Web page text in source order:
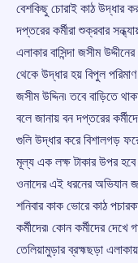
বেশকিছু চোরাই কাঠ উদ্ধার
দপ্তরের কর্মীরা শুক্রবার
এলাকার বাসিন্দা জসীম
থেকে উদ্ধার হয় বিপুল
জসীম উদ্দিন৷ তবে বাড়িতে
বলে জানায় বন দপ্তরের
গুলি উদ্ধার করে বিশালগড়
মূল্য এক লক্ষ টাকার উপর হবে
ওনাদের এই ধরনের অভিযান
শনিবার কাক ভোরে কাঠ
কর্মীদের৷ কোন কর্মীদের দেখে
তেলিয়ামুড়ার ব্রহ্মছড়া